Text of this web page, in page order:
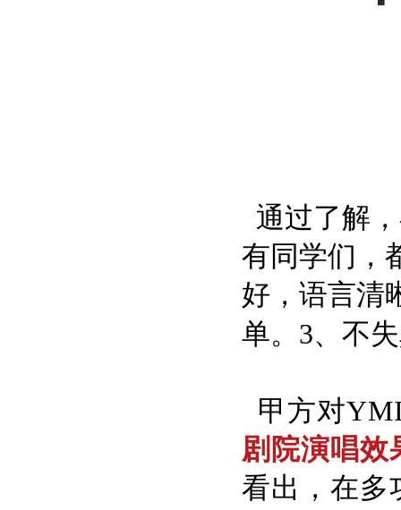
通过了解
有同学们，
好，语言清
单。3、不
甲方对
剧院演唱效
看出，在多